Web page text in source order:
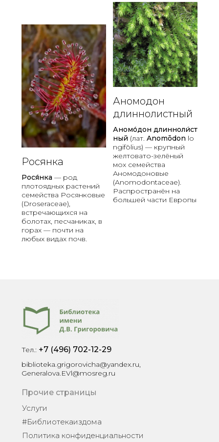
и
,
п
о
-
с
т
а
р
и
н
н
о
м
у
-
к
о
л
о
д
е
з
и
к
и
.
Росянка
Рося́нка — род
плотоядных растений
семейства Росянковые
(Droseraceae),
встречающихся на
болотах, песчаниках, в
горах — почти на
любых видах почв.
Аномодон
длиннолистный
Аномо́дон длинноли́ст
ный (лат.Anomōdon lo
ngifōlius) — крупный
желтовато-зелёный
мох семейства
Аномодоновые
(Anomodontaceae).
Распространён на
большей части Европы
Тел.: +7 (496) 702-12-29
biblioteka.grigorovicha@yandex.ru,
Generalova.EVl@mosreg.ru
Прочие страницы
Услуги
#Библиотекаиздома
Политика конфиденциальности